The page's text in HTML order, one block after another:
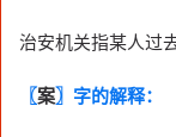
治安机关指某人过
〖案〗字的解释：